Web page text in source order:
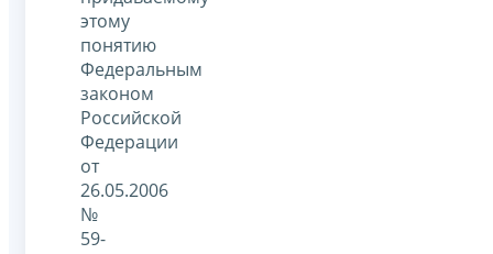
этому
понятию
Федеральным
законом
Российской
Федерации
от
26.05.2006
№
59-